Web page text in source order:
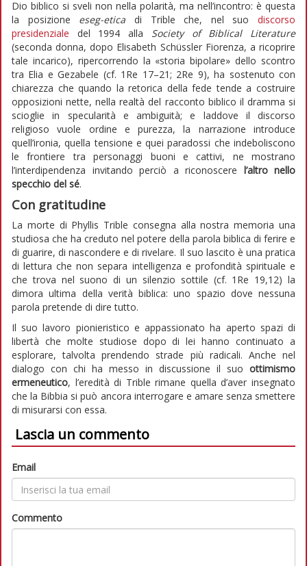
Dio biblico si sveli non nella polarità, ma nell’incontro: è questa
la posizione eseg-etica di Trible che, nel suo discorso
presidenziale del 1994 alla Society of Biblical Literature
(seconda donna, dopo Elisabeth Schüssler Fiorenza, a ricoprire
tale incarico), ripercorrendo la «storia bipolare» dello scontro
tra Elia e Gezabele (cf. 1Re 17–21; 2Re 9), ha sostenuto con
chiarezza che quando la retorica della fede tende a costruire
opposizioni nette, nella realtà del racconto biblico il dramma si
scioglie in specularità e ambiguità; e laddove il discorso
religioso vuole ordine e purezza, la narrazione introduce
quell’ironia, quella tensione e quei paradossi che indeboliscono
le frontiere tra personaggi buoni e cattivi, ne mostrano
l’interdipendenza invitando perciò a riconoscere l’altro nello
specchio del sé.
Con gratitudine
La morte di Phyllis Trible consegna alla nostra memoria una
studiosa che ha creduto nel potere della parola biblica di ferire e
di guarire, di nascondere e di rivelare. Il suo lascito è una pratica
di lettura che non separa intelligenza e profondità spirituale e
che trova nel suono di un silenzio sottile (cf. 1Re 19,12) la
dimora ultima della verità biblica: uno spazio dove nessuna
parola pretende di dire tutto.
Il suo lavoro pionieristico e appassionato ha aperto spazi di
libertà che molte studiose dopo di lei hanno continuato a
esplorare, talvolta prendendo strade più radicali. Anche nel
dialogo con chi ha messo in discussione il suo ottimismo
ermeneutico, l’eredità di Trible rimane quella d’aver insegnato
che la Bibbia si può ancora interrogare e amare senza smettere
di misurarsi con essa.
Lascia un commento
Email
Commento